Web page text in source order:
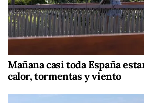
Mañana casi toda España
calor, tormentas y viento